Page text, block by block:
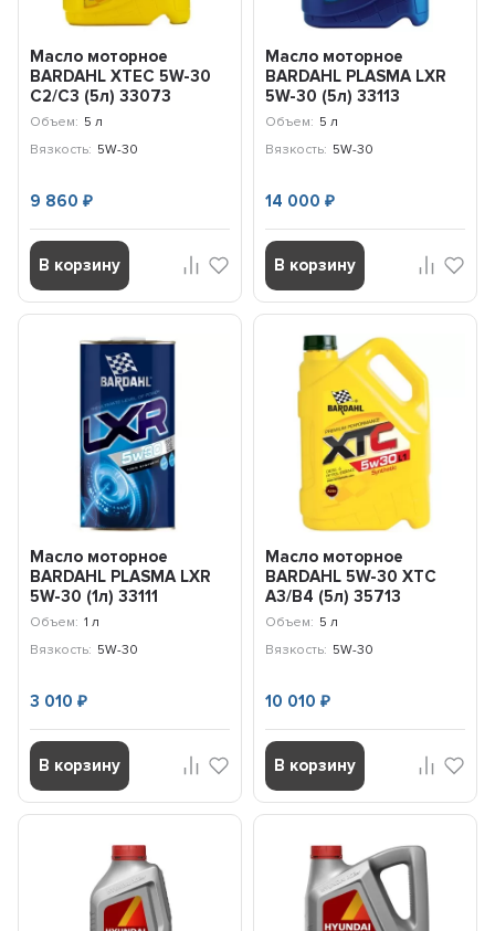
Масло моторное
BARDAHL XTEC 5W-30
C2/C3 (5л) 33073
Объем: 5 л
Вязкость: 5W-30
9 860₽
В корзину
Масло моторное
BARDAHL PLASMA LXR
5W-30 (5л) 33113
Объем: 5 л
Вязкость: 5W-30
14 000 ₽
В корзину
Масло моторное
BARDAHL PLASMA LXR
5W-30 (1л) 33111
Объем: 1 л
Вязкость: 5W-30
3 010₽
В корзину
Масло моторное
BARDAHL 5W-30 XTC
A3/B4 (5л) 35713
Объем: 5 л
Вязкость: 5W-30
10 010 ₽
В корзину